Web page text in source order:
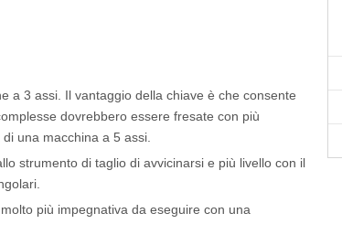
a 3 assi. Il vantaggio della chiave è che consente
dovrebbero essere fresate con più
una macchina a 5 assi.
strumento di taglio di avvicinarsi e più livello con il
più impegnativa da eseguire con una